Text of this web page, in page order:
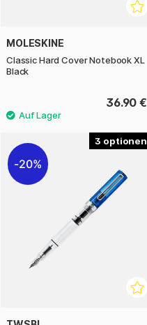
MOLESKINE
Classic Hard Cover Notebook XL
Black
36.90 €
3
20%